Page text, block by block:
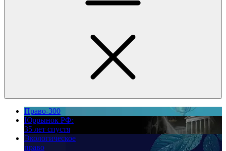
Право-300
Юррынок РФ:
35 лет спустя
Экологическое
право